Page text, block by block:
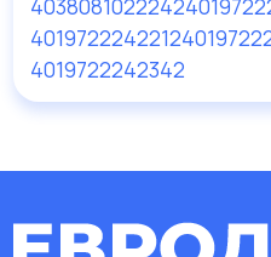
4038081022242
4019722242212
4019722242342